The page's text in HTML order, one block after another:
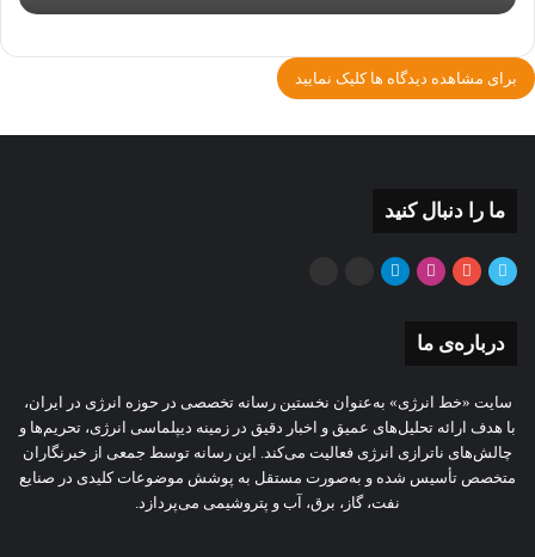
برای مشاهده دیدگاه ها کلیک نمایید
ما را دنبال کنید
توییتر یوتیوباینستاگرام
تلگرام
درباره‌ی ما
سایت «خط انرژی» به‌عنوان نخستین رسانه تخصصی در حوزه انرژی در ایران،
با هدف ارائه تحلیل‌های عمیق و اخبار دقیق در زمینه دیپلماسی انرژی، تحریم‌ها و
چالش‌های ناترازی انرژی فعالیت می‌کند. این رسانه توسط جمعی از خبرنگاران
متخصص تأسیس شده و به‌صورت مستقل به پوشش موضوعات کلیدی در صنایع
نفت، گاز، برق، آب و پتروشیمی می‌پردازد.